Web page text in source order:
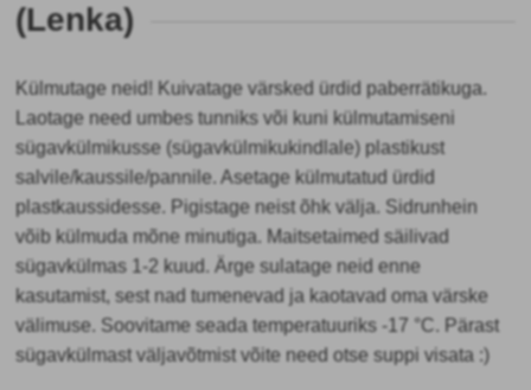
(Lenka)
Külmutage neid! Kuivatage värsked ürdid paberrätikuga.
Laotage need umbes tunniks või kuni külmutamiseni
sügavkülmikusse (sügavkülmikukindlale) plastikust
salvile/kaussile/pannile. Asetage külmutatud ürdid
plastkaussidesse. Pigistage neist õhk välja. Sidrunhein
võib külmuda mõne minutiga. Maitsetaimed säilivad
sügavkülmas 1-2 kuud. Ärge sulatage neid enne
kasutamist, sest nad tumenevad ja kaotavad oma värske
välimuse. Soovitame seada temperatuuriks -17 °C. Pärast
sügavkülmast väljavõtmist võite need otse suppi visata :)